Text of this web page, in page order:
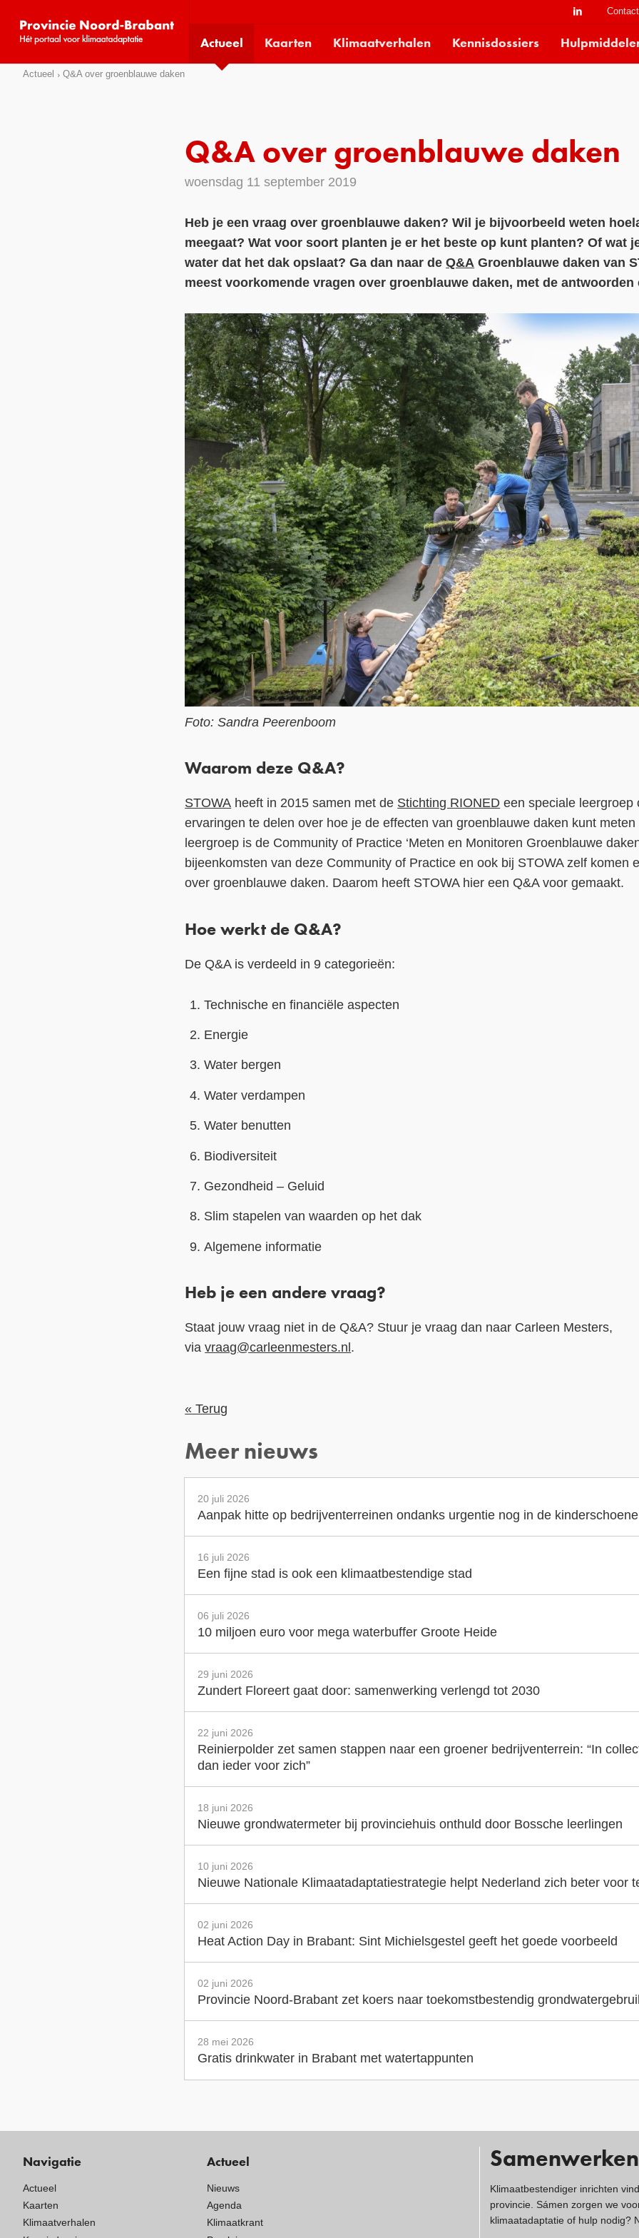
social
media
Contact
Actueel Kaarten Klimaatverhalen Kennisdossiers
Actueel Q&A over groenblauwe daken
Q&A over groenblauwe daken
woensdag 11 september 2019
Heb je een vraag over groenblauwe daken? Wil je bijvoorbeeld weten
meegaat? Wat voor soort planten je er het beste op kunt planten? Of wat
water dat het dak opslaat? Ga dan naar deQ&A Groenblauwe daken van
meest voorkomende vragen over groenblauwe daken, met de antwoorden
Foto: Sandra Peerenboom
Waarom deze Q&A?
STOWA heeft in 2015 samen met de Stichting RIONED een speciale leergroep
ervaringen te delen over hoe je de effecten van groenblauwe daken kunt
leergroep is de Community of Practice ‘Meten en Monitoren Groenblauwe
bijeenkomsten van deze Community of Practice en ook bij STOWA zelf komen
over groenblauwe daken. Daarom heeft STOWA hier een Q&A voor gemaakt.
Hoe werkt de Q&A?
De Q&A is verdeeld in 9 categorieën:
Technische en financiële aspecten
Energie
Water bergen
Water verdampen
Water benutten
Biodiversiteit
Gezondheid – Geluid
Slim stapelen van waarden op het dak
Algemene informatie
Heb je een andere vraag?
Staat jouw vraag niet in de Q&A? Stuur je vraag dan naar Carleen Mesters,
viavraag@carleenmesters.nl .
« Terug
Meer nieuws
20 juli 2026
Aanpak hitte op bedrijventerreinen ondanks urgentie nog in de
16 juli 2026
Een fijne stad is ook een klimaatbestendige stad
06 juli 2026
10 miljoen euro voor mega waterbuffer Groote Heide
29 juni 2026
Zundert Floreert gaat door: samenwerking verlengd tot 2030
22 juni 2026
Reinierpolder zet samen stappen naar een groener bedrijventerrein: “In
dan ieder voor zich”
18 juni 2026
Nieuwe grondwatermeter bij provinciehuis onthuld door Bossche leerlingen
10 juni 2026
Nieuwe Nationale Klimaatadaptatiestrategie helpt Nederland zich beter voor
02 juni 2026
Heat Action Day in Brabant: Sint Michielsgestel geeft het goede voorbeeld
02 juni 2026
Provincie Noord-Brabant zet koers naar toekomstbestendig
28 mei 2026
Gratis drinkwater in Brabant met watertappunten
Navigatie
Actueel
Kaarten
Klimaatverhalen
Actueel
Nieuws
Agenda
Klimaatkrant
Samenwerken
Klimaatbestendiger inrichten
provincie. Sámen zorgen we
klimaatadaptatie of hulp nodig?